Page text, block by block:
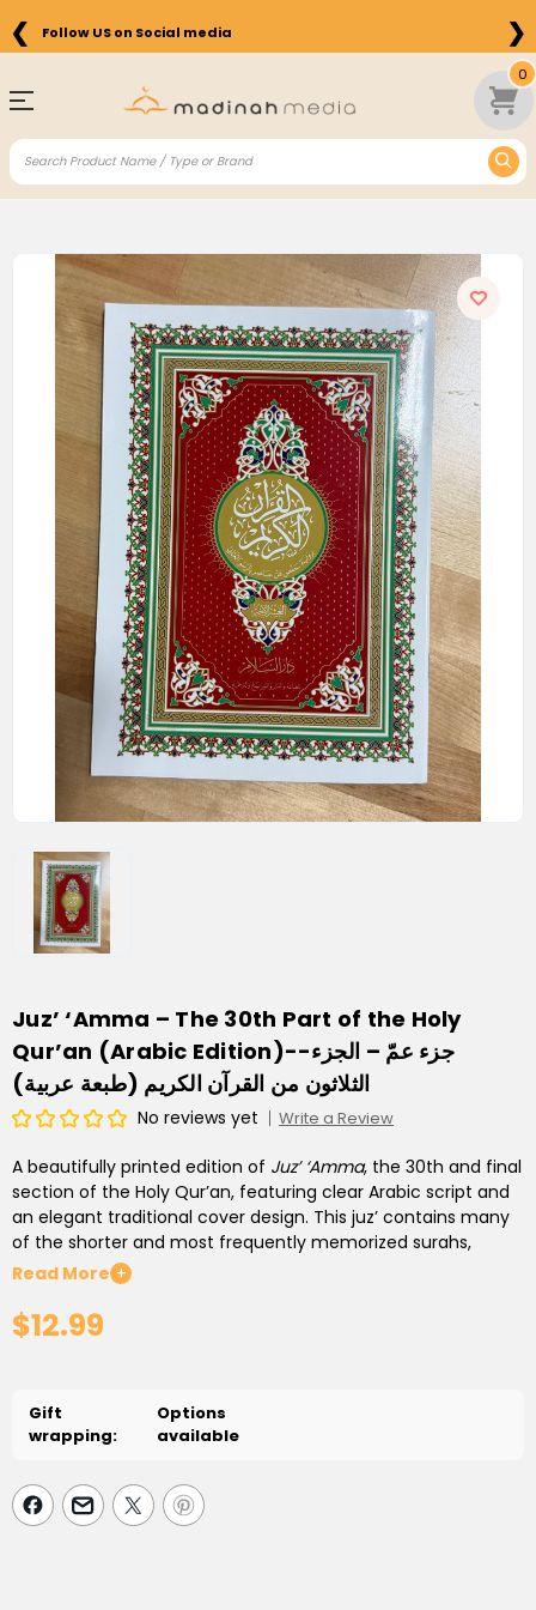
❮ Follow US on Social media ❯
0
Juz’ ‘Amma – The 30th Part of the Holy
Qur’an (Arabic Edition)--جزء عمّ – الجزء
الثلاثون من القرآن الكريم (طبعة عربية)
No reviews yet Write a Review
A beautifully printed edition of Juz’ ‘Amma, the 30th and final
section of the Holy Qur’an, featuring clear Arabic script and
an elegant traditional cover design. This juz’ contains many
of the shorter and most frequently memorized surahs,
making it ideal for daily recitation, beginner Qur’an students,
children, and memorization programs.
Lightweight and easy to carry, this edition is perfect for use
Language: Arabic Only
Features: Clear Arabic Print, Lightweight Softcover
Ideal For: Memorization, Daily Recitation, Students &
Read More +
$12.99
Gift
wrapping:
Options
available